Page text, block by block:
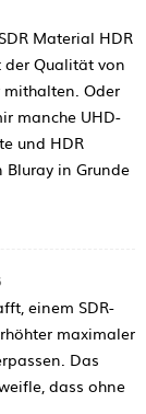
Material HDR
der Qualität von
mithalten. Oder
manche UHD-
und HDR
in Grunde
einem SDR-
maximaler
Das
dass ohne